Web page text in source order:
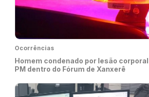
Ocorrências
Homem condenado por lesão
PM dentro do Fórum de Xanxerê